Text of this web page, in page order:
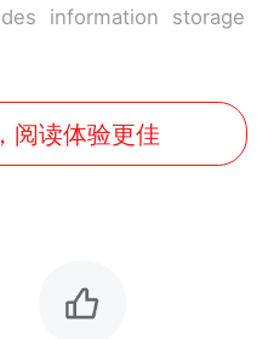
information storage
阅读体验更佳